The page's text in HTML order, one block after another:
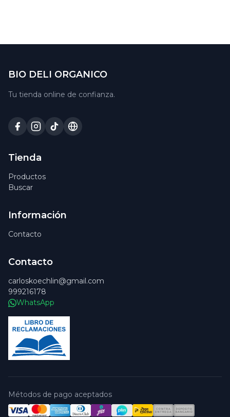
BIO DELI ORGANICO
Tu tienda online de confianza.
Tienda
Productos
Buscar
Información
Contacto
Contacto
carloskoechlin@gmail.com
999216178
WhatsApp
Métodos de pago aceptados